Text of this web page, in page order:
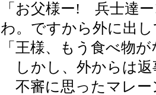
「お父様ー! 兵士達
わ。ですから外に出
「王様、もう食べ物
しかし、外からは返
不審に思ったマレー